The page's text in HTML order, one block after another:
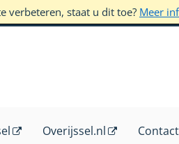
verbeteren, staat u dit toe? Meer
Overijssel.nl Contact